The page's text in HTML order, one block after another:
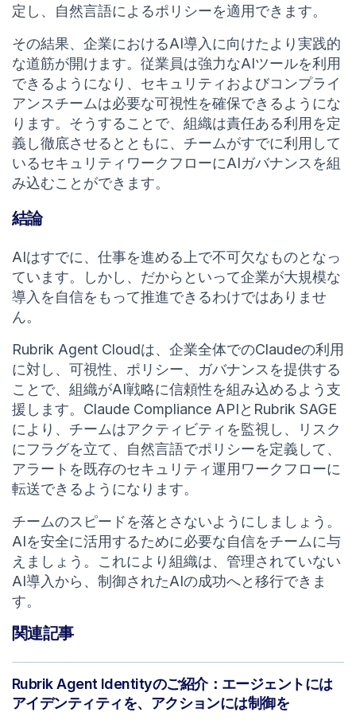
定し、自然言語によるポリシーを適用できます。
その結果、企業におけるAI導入に向けたより実践的
な道筋が開けます。従業員は強力なAIツールを利用
できるようになり、セキュリティおよびコンプライ
アンスチームは必要な可視性を確保できるようにな
ります。そうすることで、組織は責任ある利用を定
義し徹底させるとともに、チームがすでに利用して
いるセキュリティワークフローにAIガバナンスを組
み込むことができます。
結論
AIはすでに、仕事を進める上で不可欠なものとなっ
ています。しかし、だからといって企業が大規模な
導入を自信をもって推進できるわけではありませ
ん。
Rubrik Agent Cloudは、企業全体でのClaudeの利用
に対し、可視性、ポリシー、ガバナンスを提供する
ことで、組織がAI戦略に信頼性を組み込めるよう支
援します。Claude Compliance APIとRubrik SAGE
により、チームはアクティビティを監視し、リスク
にフラグを立て、自然言語でポリシーを定義して、
アラートを既存のセキュリティ運用ワークフローに
転送できるようになります。
チームのスピードを落とさないようにしましょう。
AIを安全に活用するために必要な自信をチームに与
えましょう。これにより組織は、管理されていない
AI導入から、制御されたAIの成功へと移行できま
す。
関連記事
Rubrik Agent Identityのご紹介：エージェントには
アイデンティティを、アクションには制御を